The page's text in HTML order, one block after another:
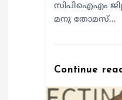
സിപിഐഎം
മനു തോമസ്…
Continue